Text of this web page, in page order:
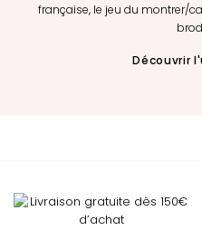
française, le jeu du montrer/
Découvrir